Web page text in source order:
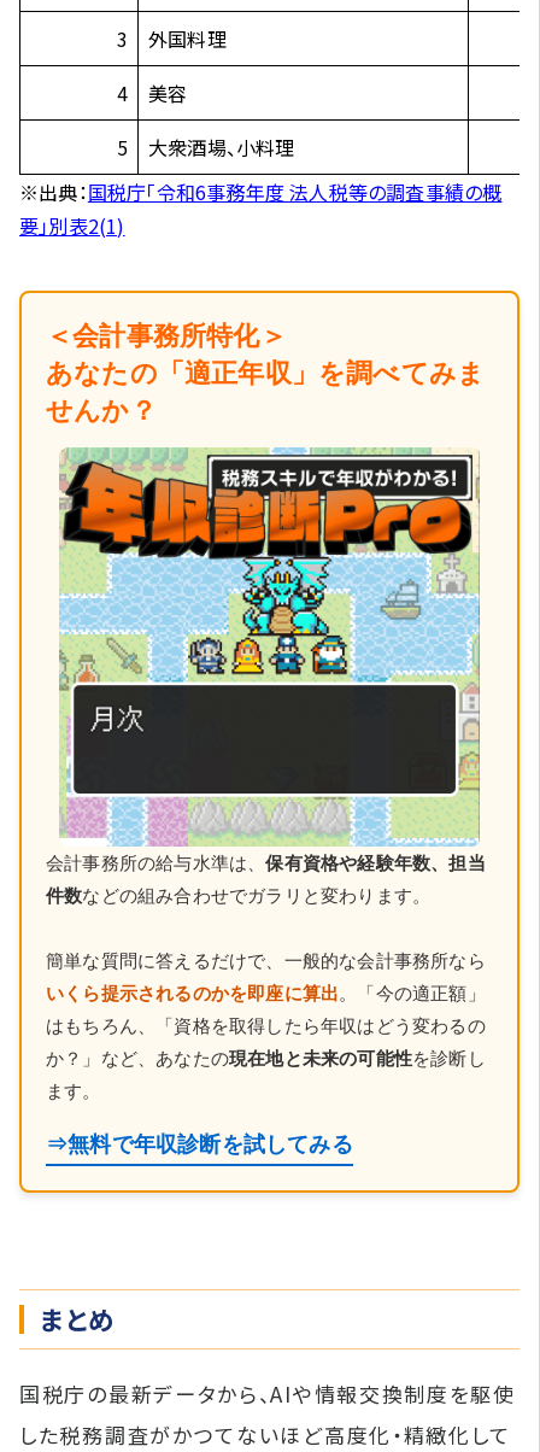
3
外国料理
4
美容
5
大衆酒場、小料理
※出典：国税庁「令和6事務年度 法人税等の調査事績の概
要」別表2(1)
＜会計事務所特化＞
あなたの「適正年収」を調べてみま
せんか？
会計事務所の給与水準は、保有資格や経験年数、担当
件数などの組み合わせでガラリと変わります。
簡単な質問に答えるだけで、一般的な会計事務所なら
いくら提示されるのかを即座に算出。「今の適正額」
はもちろん、「資格を取得したら年収はどう変わるの
か？」など、あなたの現在地と未来の可能性を診断し
ます。
⇒無料で年収診断を試してみる
まとめ
国税庁の最新データから、AIや情報交換制度を駆使
した税務調査がかつてないほど高度化・精緻化して